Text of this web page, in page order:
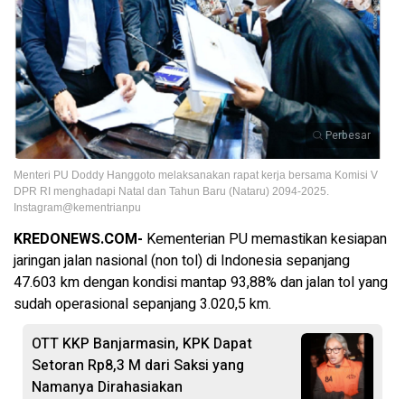
Perbesar
Menteri PU Doddy Hanggoto melaksanakan rapat kerja bersama Komisi V
DPR RI menghadapi Natal dan Tahun Baru (Nataru) 2094-2025.
Instagram@kementrianpu
KREDONEWS.COM- Kementerian PU memastikan kesiapan
jaringan jalan nasional (non tol) di Indonesia sepanjang
47.603 km dengan kondisi mantap 93,88% dan jalan tol yang
sudah operasional sepanjang 3.020,5 km.
OTT KKP Banjarmasin, KPK Dapat
Setoran Rp8,3 M dari Saksi yang
Namanya Dirahasiakan